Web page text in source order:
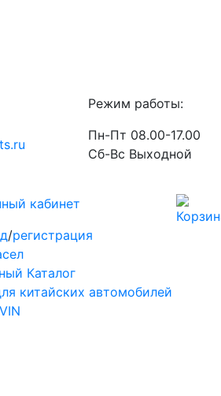
Режим работы:
Пн-Пт 08.00-17.00
Сб-Вс Выходной
кабинет
/регистрация
Каталог
китайских автомобилей